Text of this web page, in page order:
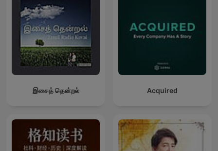
இசைத் தென்றல் Acquired